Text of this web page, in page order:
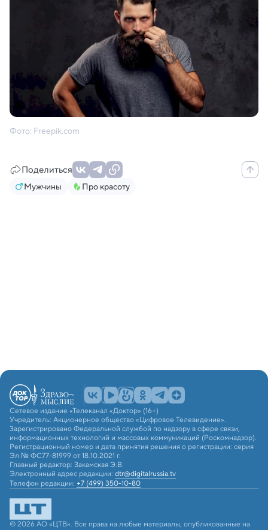
Фото: Freepik.com
Поделиться
Мужчины Про красоту
Сетевое издание «Телеканал «Доктор» (16+)
Учредитель: Акционерное общество «Цифровое Телевидение».
Зарегистрировано Федеральной службой по надзору в сфере связи,
информационных технологий и массовых коммуникаций (Роскомнадзор).
Регистрационный номер и дата принятия решения о регистрации: серия
Эл № ФС77-81999 от 18.10.2021 г.
Главный редактор: Закамская Э.В.
Электронный адрес редакции: dtr@digitalrussia.tv
Телефон редакции: +7 (499) 350-10-80
© 2026 АО «ЦТВ». Все права на любые материалы, опубликованные на